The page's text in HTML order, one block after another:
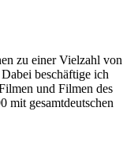
zu einer Vielzahl von
beschäftige ich
und Filmen des
mit gesamtdeutschen